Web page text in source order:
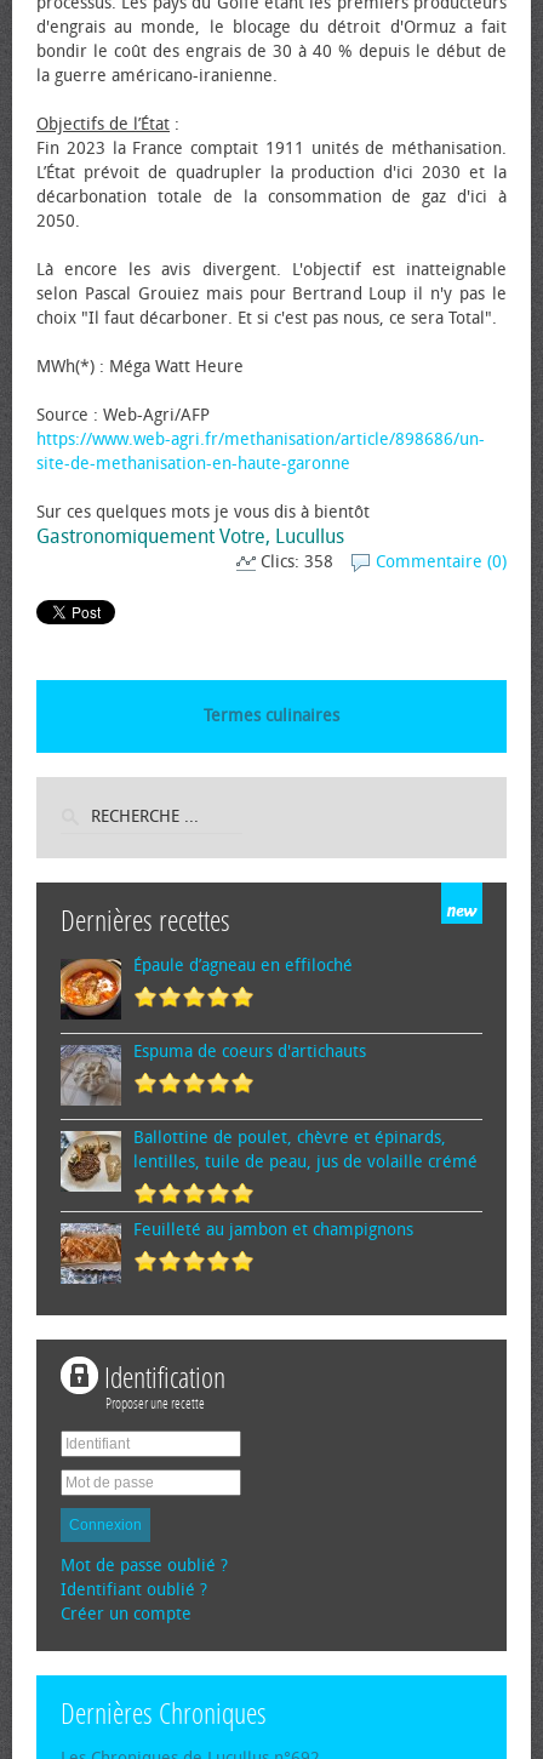
d'engrais au monde, le blocage du détroit d'Ormuz a fait
bondir le coût des engrais de 30 à 40 % depuis le début de
la guerre américano-iranienne.
Objectifs de l’État :
Fin 2023 la France comptait 1911 unités de méthanisation.
L’État prévoit de quadrupler la production d'ici 2030 et la
décarbonation totale de la consommation de gaz d'ici à
2050.
Là encore les avis divergent. L'objectif est inatteignable
selon Pascal Grouiez mais pour Bertrand Loup il n'y pas le
choix "Il faut décarboner. Et si c'est pas nous, ce sera Total".
MWh(*) : Méga Watt Heure
Source : Web-Agri/AFP
https://www.web-agri.fr/methanisation/article/898686/un-
site-de-methanisation-en-haute-garonne
Sur ces quelques mots je vous dis à bientôt
Gastronomiquement Votre, Lucullus
Commentaire (0)
Clics: 358
Termes culinaires
Dernières recettes
Épaule d’agneau en effiloché
Espuma de cœurs d'artichauts
Ballottine de poulet, chèvre et épinards,
lentilles, tuile de peau, jus de volaille crémé
Feuilleté au jambon et champignons
Identification
Proposer une recette
Connexion
Mot de passe oublié ?
Identifiant oublié ?
Créer un compte
Dernières Chroniques